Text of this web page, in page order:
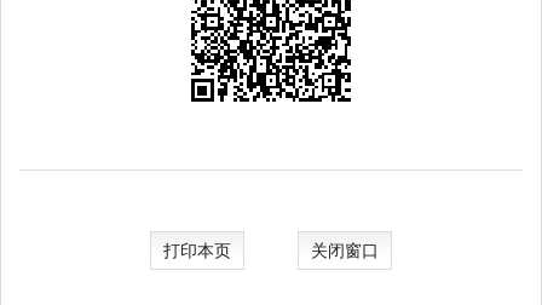
打印本页 关闭窗口